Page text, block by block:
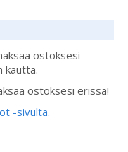
ostoksesi
kautta.
ostoksesi erissä!
-sivulta.